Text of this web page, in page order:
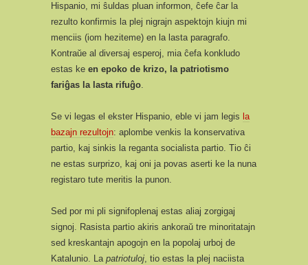
Hispanio, mi ŝuldas pluan informon, ĉefe ĉar la
rezulto konfirmis la plej nigrajn aspektojn kiujn mi
menciis (iom heziteme) en la lasta paragrafo.
Kontraŭe al diversaj esperoj, mia ĉefa konkludo
estas ke en epoko de krizo, la patriotismo
fariĝas la lasta rifuĝo.
Se vi legas el ekster Hispanio, eble vi jam legis la
bazajn rezultojn: aplombe venkis la konservativa
partio, kaj sinkis la reganta socialista partio. Tio ĉi
ne estas surprizo, kaj oni ja povas aserti ke la nuna
registaro tute meritis la punon.
Sed por mi pli signifoplenaj estas aliaj zorgigaj
signoj. Rasista partio akiris ankoraŭ tre minoritatajn
sed kreskantajn apogojn en la popolaj urboj de
Katalunio. La patriotuloj, tio estas la plej naciista